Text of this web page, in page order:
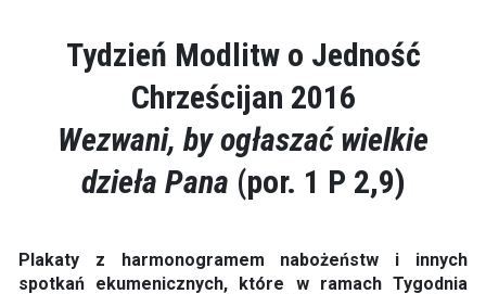
Tydzień Modlitw o Jedność
Chrześcijan 2016
Wezwani, by ogłaszać wielkie
dzieła Pana (por. 1 P 2,9)
Plakaty z harmonogramem nabożeństw i innych
spotkań ekumenicznych, które w ramach Tygodnia